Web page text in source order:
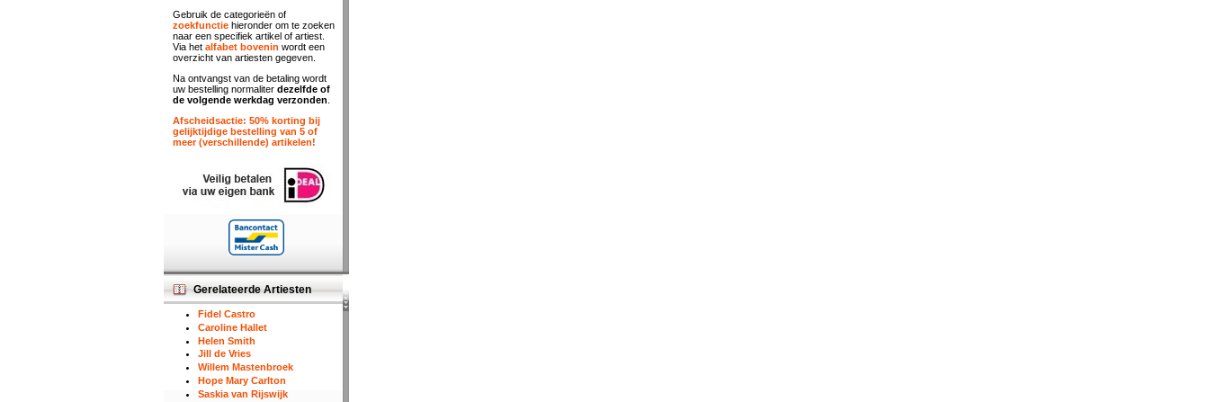
Gebruik de categorieën of
zoekfunctie hieronder om te zoeken
naar een specifiek artikel of artiest.
Via het alfabet bovenin wordt een
overzicht van artiesten gegeven.
Na ontvangst van de betaling wordt
uw bestelling normaliter dezelfde of
de volgende werkdag verzonden
Afscheidsactie: 50% korting bij
gelijktijdige bestelling van 5 of
meer (verschillende) artikelen!
Gerelateerde Artiesten
Fidel Castro
Caroline Hallet
Helen Smith
Jill de Vries
Willem Mastenbroek
Hope Mary Carlton
Saskia van Rijswijk